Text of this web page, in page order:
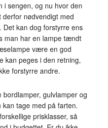
i sengen, og nu hvor den
nødvendigt med
Det kan dog forstyrre ens
man har en lampe tændt
være en god
kan peges i den retning,
forstyrre andre.
gulvlamper og
tage med på farten.
prisklasser, så